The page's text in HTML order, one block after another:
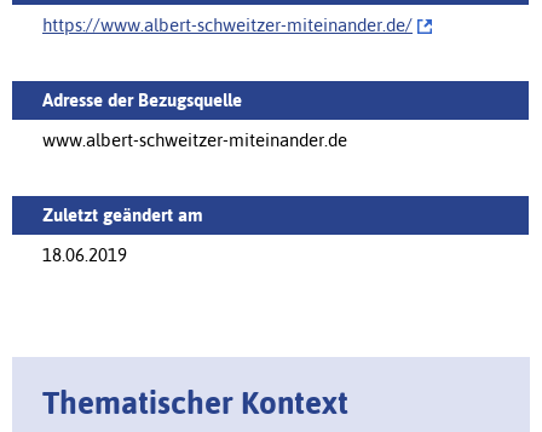
https://www.albert-schweitzer-miteinander.de/‌
Adresse der Bezugsquelle
www.albert-schweitzer-miteinander.de
Zuletzt geändert am
18.06.2019
Thematischer Kontext